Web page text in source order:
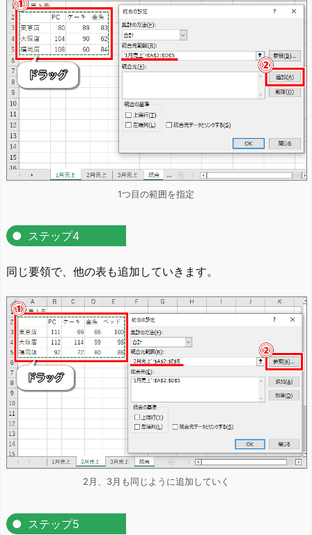
1つ目の範囲を指定
ステップ4
同じ要領で、他の表も追加していきます。
2月、3月も同じように追加していく
ステップ5